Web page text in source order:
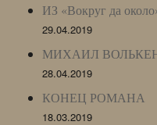
ИЗ «Вокруг да
29.04.2019
МИХАИЛ
28.04.2019
КОНЕЦ РОМАНА
18.03.2019